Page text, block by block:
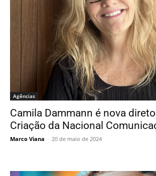
Agências
Camila Dammann é nova
Criação da Nacional
Marco Viana - 20 de maio de 2024